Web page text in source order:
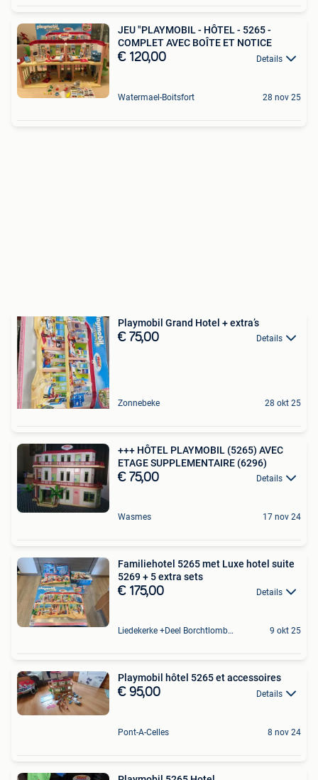
JEU "PLAYMOBIL - HÔTEL - 5265 -
COMPLET AVEC BOÎTE ET NOTICE
€ 120,00 Details
Watermael-Boitsfort 28 nov 25
Playmobil Grand Hotel + extra’s
€ 75,00 Details
Zonnebeke 28 okt 25
+++ HÔTEL PLAYMOBIL (5265) AVEC
ETAGE SUPPLEMENTAIRE (6296)
€ 75,00 Details
Wasmes 17 nov 24
Familiehotel 5265 met Luxe hotel suite
5269 + 5 extra sets
€ 175,00 Details
Liedekerke +Deel Borchtlombeek 9 okt 25
Playmobil hôtel 5265 et accessoires
€ 95,00 Details
Pont-A-Celles 8 nov 24